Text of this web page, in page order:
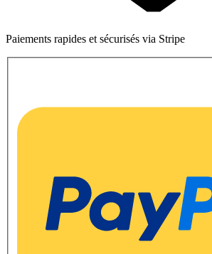
Paiements rapides et sécurisés via Stripe